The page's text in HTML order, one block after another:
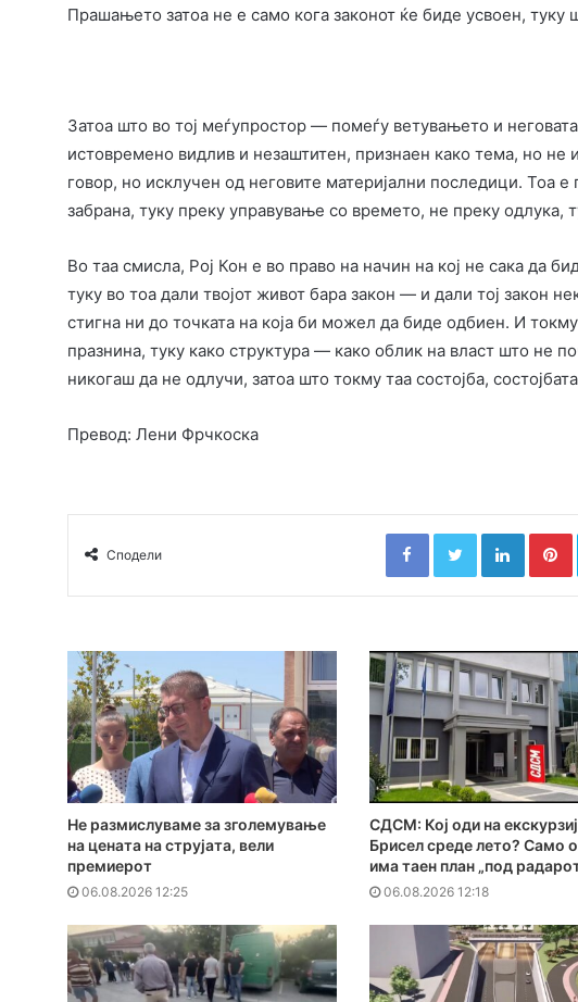
Прашањето затоа не е само кога законот ќе биде усвоен, туку
Затоа што во тој меѓупростор — помеѓу ветувањето и
истовремено видлив и незаштитен, признаен како тема, но не
говор, но исклучен од неговите материјални последици. Тоа
забрана, туку преку управување со времето, не преку одлука,
Во таа смисла, Рој Кон е во право на начин на кој не сака да
туку во тоа дали твојот живот бара закон — и дали тој закон
стигна ни до точката на која би можел да биде одбиен. И
празнина, туку како структура — како облик на власт што не
никогаш да не одлучи, затоа што токму таа состојба,
Превод: Лени Фрчкоска
Сподели
FacebookTwitter
Не размислуваме за зголемување
на цената на струјата, вели
премиерот
06.08.2026 12:25
СДСМ: Кој оди на
Брисел среде лето? Само
има таен план „под
06.08.2026 12:18